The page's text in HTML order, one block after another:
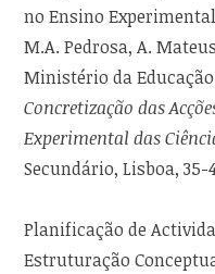
no Ensino
M.A. Pedrosa, A. Mateus
Ministério da
Concretização das
Experimental das
Secundário, Lisboa, 35-
Planificação de
Estruturação